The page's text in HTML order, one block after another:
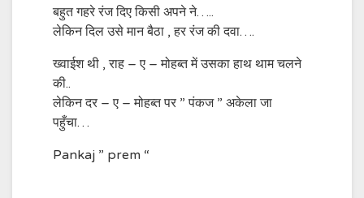
बहुत गहरे रंज दिए किसी अपने ने…..
लेकिन दिल उसे मान बैठा , हर रंज की दवा….
ख्वाईश थी , राह – ए – मोहब्त में उसका हाथ थाम चलने
की..
लेकिन दर – ए – मोहब्त पर ” पंकज ” अकेला जा
पहुँचा…
Pankaj ” prem “